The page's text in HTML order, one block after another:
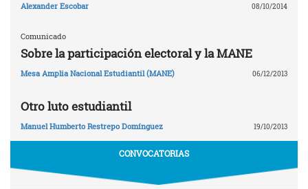
Alexander Escobar 08/10/2014
Comunicado
Sobre la participación electoral y la MANE
Mesa Amplia Nacional Estudiantil (MANE) 06/12/2013
Otro luto estudiantil
Manuel Humberto Restrepo Domínguez 19/10/2013
CONVOCATORIAS